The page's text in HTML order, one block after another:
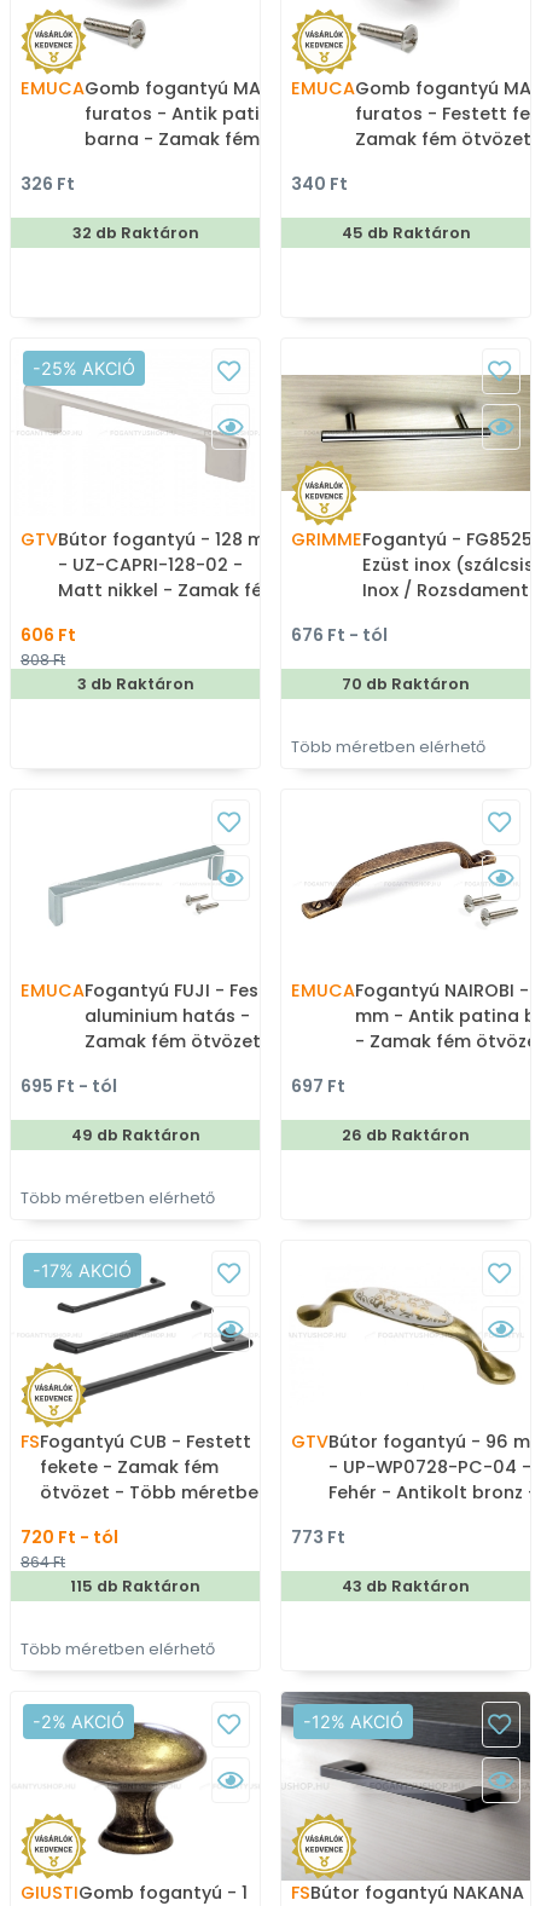
EMUCAGomb fogantyú MALI - 1
furatos - Antik patina
barna - Zamak fém
gombfogantyú
(szögletes, kerek)
326 Ft
32 db Raktáron
EMUCAGomb fogantyú
furatos - Festett
Zamak fém ötvözet
bútorgomb
340 Ft
45 db Raktáron
-25% AKCIÓ
GTVBútor fogantyú - 128 mm
- UZ-CAPRI-128-02 -
Matt nikkel - Zamak fém
gyártott fém
bútorfogantyú
606 Ft
808 Ft
3 db Raktáron
GRIMMEFogantyú -
Ezüst inox
Inox /
gyártott fém
bútorfogantyú
676 Ft - tól
70 db Raktáron
Több méretben elérhető
EMUCAFogantyú FUJI - Festett
aluminium hatás -
Zamak fém ötvözet -
fém bútorfogantyú
695 Ft - tól
49 db Raktáron
Több méretben elérhető
EMUCAFogantyú NAIROBI -
mm - Antik patina
- Zamak fém
697 Ft
26 db Raktáron
-17% AKCIÓ
FSFogantyú CUB - Festett
fekete - Zamak fém
ötvözet - Több méretben
bútorfogantyú
720 Ft - tól
864 Ft
115 db Raktáron
Több méretben elérhető
GTVBútor fogantyú - 96
- UP-WP0728-PC-04 -
Fehér - Antikolt bronz -
Porcelán - Porcelánnal
kombinált antikolt fém
bútorfogantyú
773 Ft
43 db Raktáron
-2% AKCIÓ
GIUSTIGomb fogantyú - 1
-12% AKCIÓ
FSBútor fogantyú NAKANA